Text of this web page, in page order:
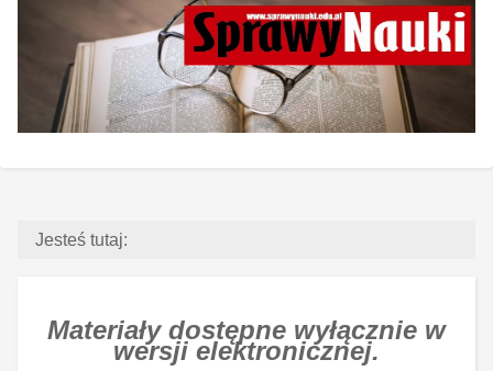
Jesteś tutaj:
Materiały dostępne wyłącznie w
wersji elektronicznej.